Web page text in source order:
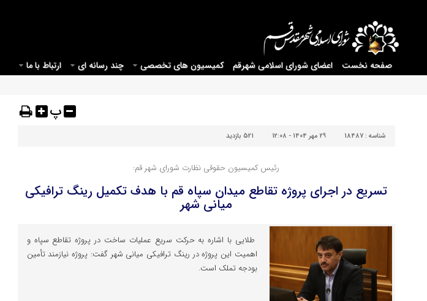
صفحه نخست اعضای شورای اسلامی شهرقم کمیسیون های تخصصی چند رسانه ای ارتباط با ما
پ
شناسه : 18487 29 مهر 1404 - 12:08 521 بازدید
رئیس کمیسیون حقوقی نظارت شورای شهر قم:
تسریع در اجرای پروژه تقاطع میدان سپاه قم با هدف تکمیل رینگ ترافیکی
میانی شهر
طلایی با اشاره به حرکت سریع عملیات ساخت در پروژه تقاطع سپاه و
اهمیت این پروژه در رینگ ترافیکی میانی شهر گفت: پروژه نیازمند تأمین
بودجه تملک است.